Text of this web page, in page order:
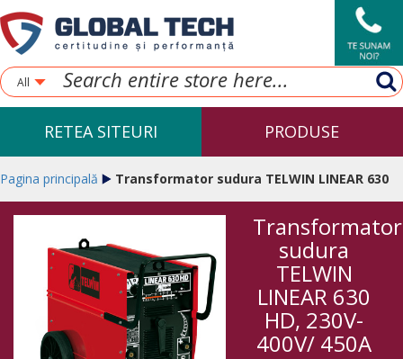
All
RETEA SITEURI PRODUSE
Pagina principală Transformator sudura TELWIN LINEAR 630
Transformator
sudura
TELWIN
LINEAR 630
HD, 230V-
400V/ 450A